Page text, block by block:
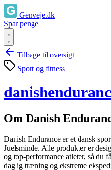
Genveje.dk
Spar penge
Tilbage til oversigt
Sport og fitness
Om Danish
Danish Endurance er et dansk
Juelsminde. Alle produkter er
og top‑performance atleter, så du
daglig træning og ekstreme